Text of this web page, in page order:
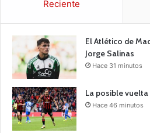
Reciente
El Atlético de
Jorge Salinas
Hace 31 minutos
La posible vuelta
Hace 46 minutos